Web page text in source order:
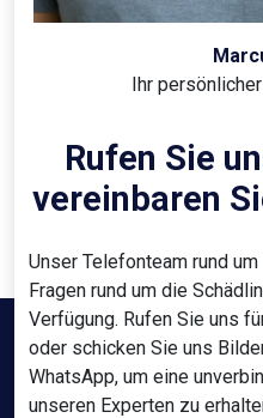
Ihr
Rufen Sie
vereinbaren
Unser Telefonteam rund
Fragen rund um die
Verfügung. Rufen Sie uns
oder schicken Sie uns
WhatsApp, um eine
unseren Experten zu